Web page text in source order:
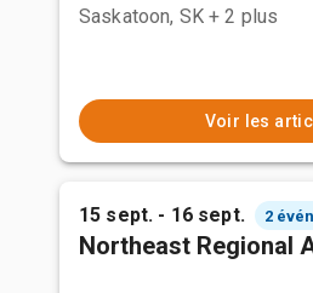
Saskatoon, SK + 2 plus
Voir les
15 sept. - 16 sept. 2
Northeast Regional